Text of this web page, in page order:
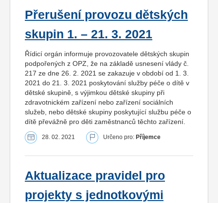
Přerušení provozu dětských
skupin 1. – 21. 3. 2021
Řídicí orgán informuje provozovatele dětských skupin
podpořených z OPZ, že na základě usnesení vlády č.
217 ze dne 26. 2. 2021 se zakazuje v období od 1. 3.
2021 do 21. 3. 2021 poskytování služby péče o dítě v
dětské skupině, s výjimkou dětské skupiny při
zdravotnickém zařízení nebo zařízení sociálních
služeb, nebo dětské skupiny poskytující službu péče o
dítě převážně pro děti zaměstnanců těchto zařízení.
28. 02. 2021 Určeno pro: Příjemce
Aktualizace pravidel pro
projekty s jednotkovými